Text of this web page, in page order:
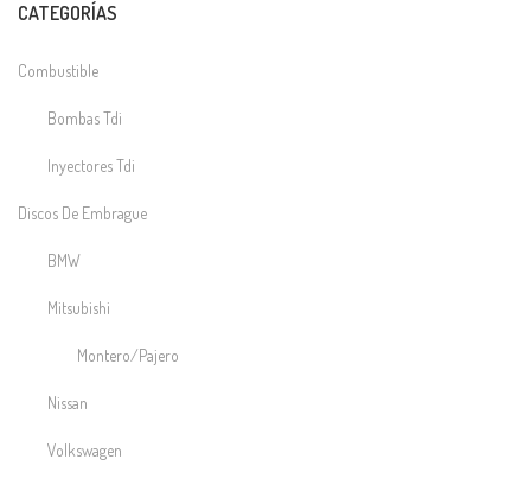
CATEGORÍAS
Combustible
Bombas Tdi
Inyectores Tdi
Discos De Embrague
BMW
Mitsubishi
Montero/Pajero
Nissan
Volkswagen